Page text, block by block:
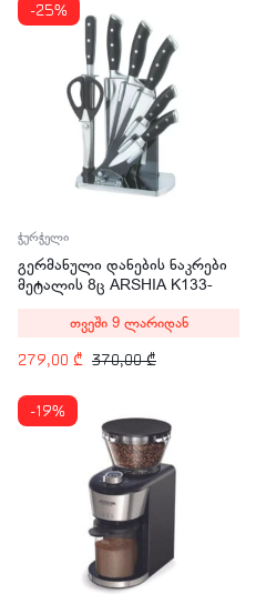
-25%
ჭურჭელი
გერმანული დანების ნაკრები
მეტალის 8ც ARSHIA K133-
370,00₾
279,00 ₾
თვეში 9 ლარიდან
-19%